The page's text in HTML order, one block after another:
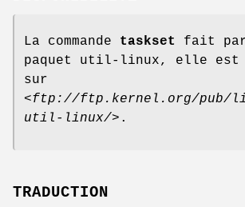
La commande taskset
fait
paquet util-linux, elle est
sur
<ftp://ftp.kernel.org/pub/
util-linux/>.
TRADUCTION